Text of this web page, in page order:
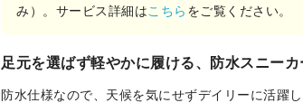
み）。サービス詳細は こちら をご覧ください。
足元を選ばず軽やかに履ける、防水スニーカ
防水仕様なので、天候を気にせずデイリーに活躍し